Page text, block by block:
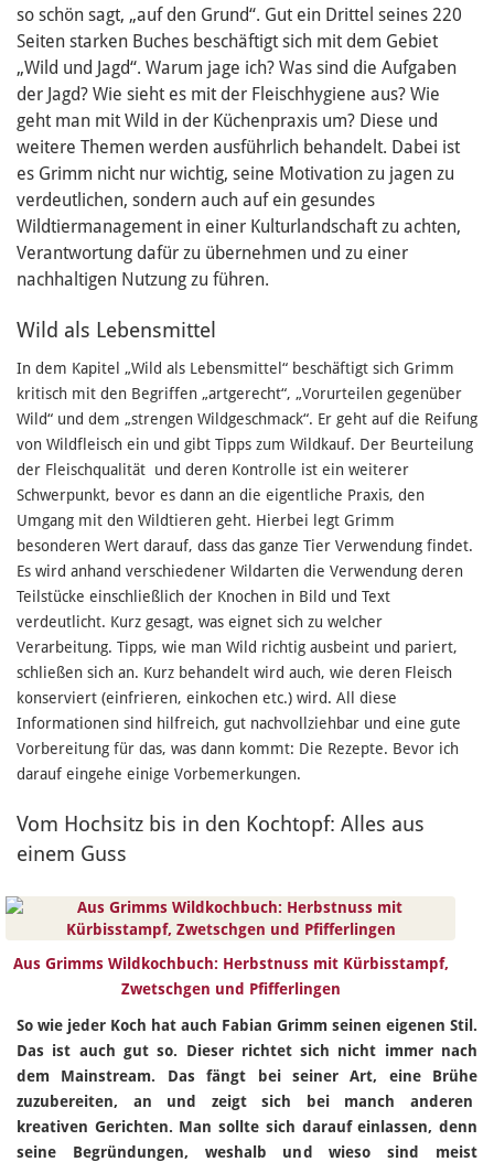
so schön sagt, „auf den Grund“. Gut ein Drittel seines 220
Seiten starken Buches beschäftigt sich mit dem Gebiet
„Wild und Jagd“. Warum jage ich? Was sind die Aufgaben
der Jagd? Wie sieht es mit der Fleischhygiene aus? Wie
geht man mit Wild in der Küchenpraxis um? Diese und
weitere Themen werden ausführlich behandelt. Dabei ist
es Grimm nicht nur wichtig, seine Motivation zu jagen zu
verdeutlichen, sondern auch auf ein gesundes
Wildtiermanagement in einer Kulturlandschaft zu achten,
Verantwortung dafür zu übernehmen und zu einer
nachhaltigen Nutzung zu führen.
Wild als Lebensmittel
In dem Kapitel „Wild als Lebensmittel“ beschäftigt sich Grimm
kritisch mit den Begriffen „artgerecht“, „Vorurteilen gegenüber
Wild“ und dem „strengen Wildgeschmack“. Er geht auf die Reifung
von Wildfleisch ein und gibt Tipps zum Wildkauf. Der Beurteilung
der Fleischqualität und deren Kontrolle ist ein weiterer
Schwerpunkt, bevor es dann an die eigentliche Praxis, den
Umgang mit den Wildtieren geht. Hierbei legt Grimm
besonderen Wert darauf, dass das ganze Tier Verwendung findet.
Es wird anhand verschiedener Wildarten die Verwendung deren
Teilstücke einschließlich der Knochen in Bild und Text
verdeutlicht. Kurz gesagt, was eignet sich zu welcher
Verarbeitung. Tipps, wie man Wild richtig ausbeint und pariert,
schließen sich an. Kurz behandelt wird auch, wie deren Fleisch
konserviert (einfrieren, einkochen etc.) wird. All diese
Informationen sind hilfreich, gut nachvollziehbar und eine gute
Vorbereitung für das, was dann kommt: Die Rezepte. Bevor ich
darauf eingehe einige Vorbemerkungen.
Vom Hochsitz bis in den Kochtopf: Alles aus
einem Guss
Aus Grimms Wildkochbuch: Herbstnuss mit Kürbisstampf,
Zwetschgen und Pfifferlingen
So wie jeder Koch hat auch Fabian Grimm seinen eigenen Stil.
Das ist auch gut so. Dieser richtet sich nicht immer nach
dem Mainstream. Das fängt bei seiner Art, eine Brühe
zuzubereiten, an und zeigt sich bei manch anderen
kreativen Gerichten. Man sollte sich darauf einlassen, denn
seine Begründungen, weshalb und wieso sind meist